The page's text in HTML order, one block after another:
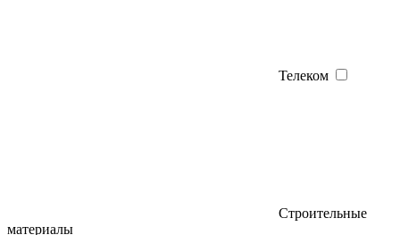
Телеком
Строительные
материалы